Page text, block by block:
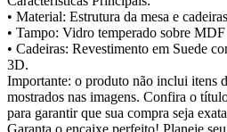
• Material: Estrutura da mesa e
• Tampo: Vidro temperado sobre
• Cadeiras: Revestimento em Suede
3D.
Importante: o produto não inclui itens
mostrados nas imagens. Confira o
para garantir que sua compra seja